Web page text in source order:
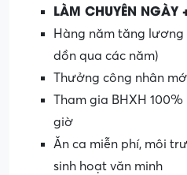
LÀM CHUYÊN NGÀY
Hàng năm tăng
dồn qua các năm)
Thưởng công nhân
Tham gia BHXH
giờ
Ăn ca miễn phí, môi
sinh hoạt văn minh